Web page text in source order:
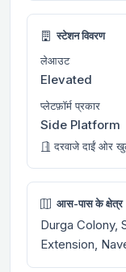
स्टेशन विवरण
लेआउट
Elevated
प्लेटफ़ॉर्म प्रकार
Side Platform
दरवाजे दाईं ओर
आस-पास के क्षेत्र
Durga Colony,
Extension,